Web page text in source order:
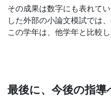
その成果は数字にも表れて
した外部の小論文模試では
この学年は、他学年と比較
最後に、今後の指